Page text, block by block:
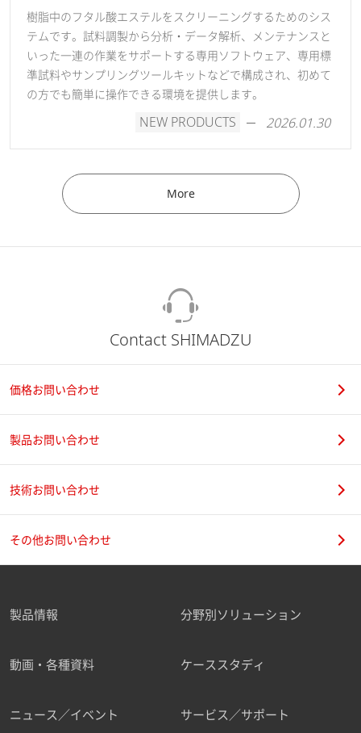
樹脂中のフタル酸エステルをスクリーニングするためのシス
テムです。試料調製から分析・データ解析、メンテナンスと
いった一連の作業をサポートする専用ソフトウェア、専用標
準試料やサンプリングツールキットなどで構成され、初めて
の方でも簡単に操作できる環境を提供します。
NEW PRODUCTS 2026.01.30
More
Contact SHIMADZU
価格お問い合わせ
製品お問い合わせ
技術お問い合わせ
その他お問い合わせ
製品情報 分野別ソリューション
動画・各種資料 ケーススタディ
ニュース／イベント サービス／サポート